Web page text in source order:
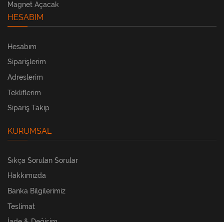
Magnet Açacak
HESABIM
Hesabım
Siparişlerim
Adreslerim
Tekliflerim
Sipariş Takip
KURUMSAL
Sıkça Sorulan Sorular
Hakkımızda
Banka Bilgilerimiz
Teslimat